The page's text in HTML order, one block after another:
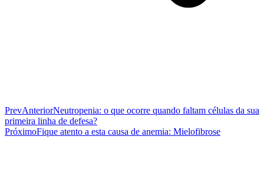
PrevAnteriorNeutropenia: o que ocorre quando faltam células da sua
primeira linha de defesa?
PróximoFique atento a esta causa de anemia: Mielofibrose